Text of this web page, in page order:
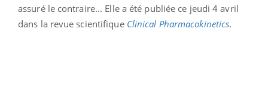
assuré le contraire... Elle a été publiée ce jeudi 4 avril
dans la revue scientifique Clinical Pharmacokinetics.